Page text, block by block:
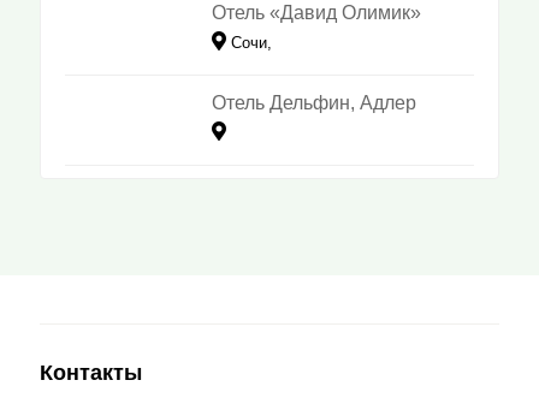
Отель «Давид Олимик»
Сочи,
Отель Дельфин, Адлер
Контакты